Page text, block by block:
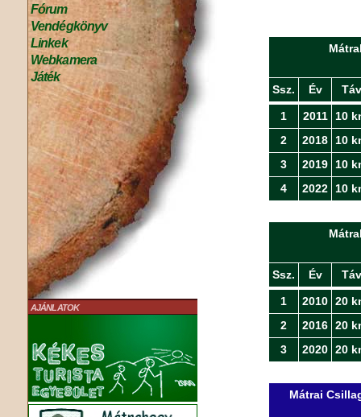
Fórum
Vendégkönyv
Linkek
Webkamera
Játék
AJÁNLATOK
Ssz. Év Táv
1 2011
10
2
2018
10
3
2019
10
4
2022 10
Ssz. Év Táv
1 2010 20
2
2016 20
3
2020 20
Mátrai